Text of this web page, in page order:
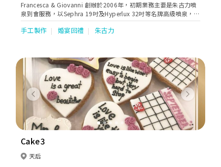
Francesca & Giovanni 創辦於2006年，初期業務主要是朱古力噴
泉到會服務，以Sephra 19吋及Hyperlux 32吋等名牌高級噴泉，配
合採用優質比利時朱古力奉客。朱古力大使隨噴泉到會，在場熟練
的開動和調節噴泉，柔滑如絲綢的朱古力瀑布如泉湧出，綿綿不絕
下印象。
手工製作 婚宴回禮 朱古力
Previous Next
Cake3
天后